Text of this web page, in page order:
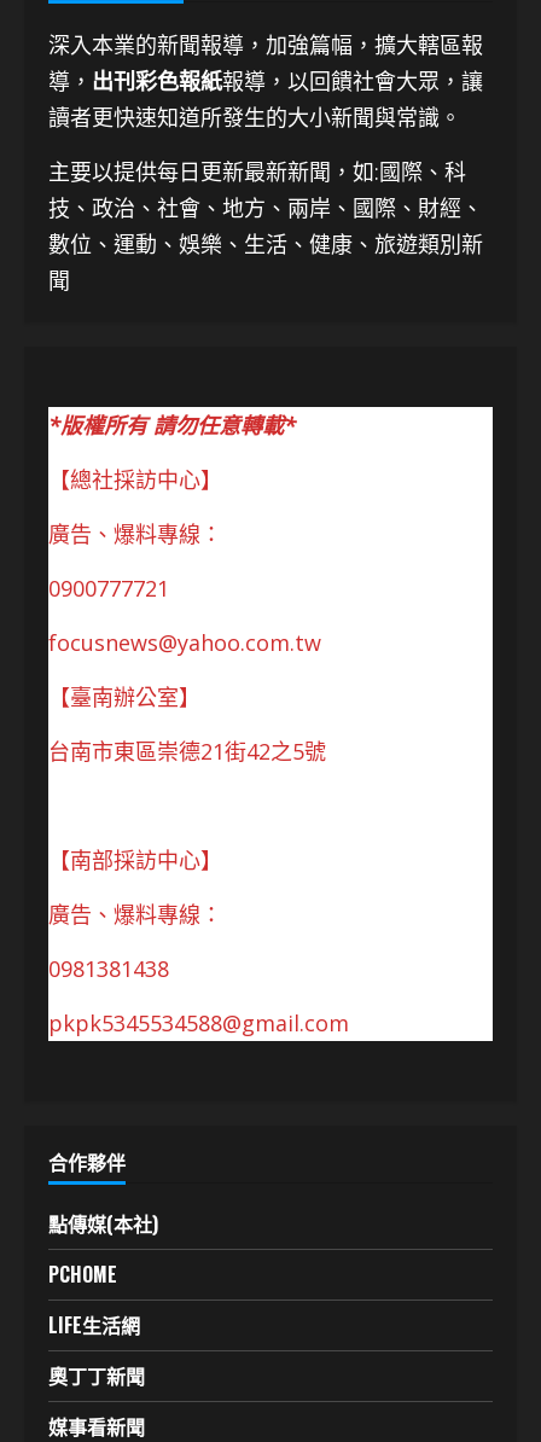
深入本業的新聞報導，加強篇幅，擴大轄區報
導， 出刊彩色報紙報導，以回饋社會大眾，讓
讀者更快速知道所發生的大小新聞與常識。
主要以提供每日更新最新新聞 ，如:國際、科
技、 政治、社會、地方、兩岸、國際、財經、
數位、運動、娛樂、生活、健康、旅遊類別新
聞
*版權所有 請勿任意轉載*
【總社採訪中心】
廣告、爆料專線：
0900777721
focusnews@yahoo.com.tw
【臺南辦公室】
台南市東區崇德21街42之5號
【南部採訪中心】
廣告、爆料專線：
0981381438
pkpk5345534588@gmail.com
合作夥伴
點傳媒(本社)
PCHOME
LIFE生活網
奧丁丁新聞
媒事看新聞